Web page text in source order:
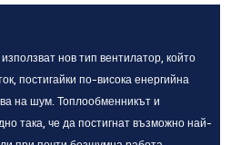
нов тип вентилатор, който
постигайки по-висока енергийна
на шум. Топлообменникът и
така, че да постигнат възможно най-